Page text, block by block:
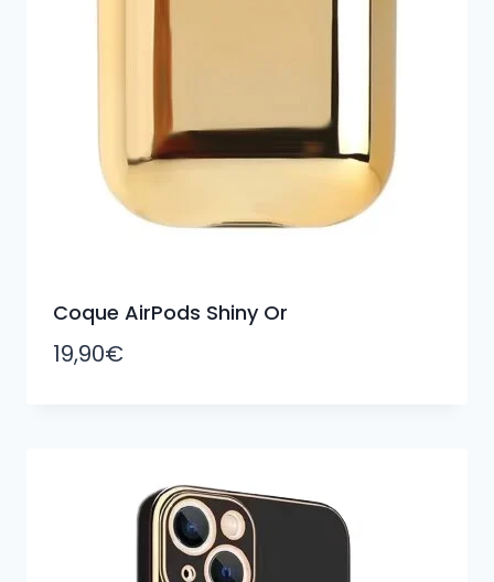
Coque AirPods Shiny Or
19,90€